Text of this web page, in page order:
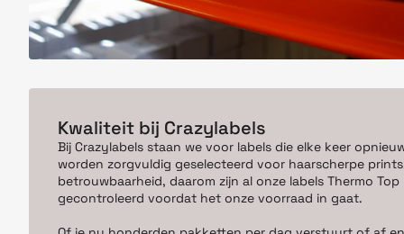
Kwaliteit bij Crazylabels
Bij Crazylabels staan we voor labels die elke keer
worden zorgvuldig geselecteerd voor haarscherpe
betrouwbaarheid, daarom zijn al onze labels Thermo
gecontroleerd voordat het onze voorraad in gaat.